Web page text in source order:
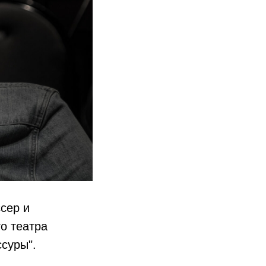
и
театра